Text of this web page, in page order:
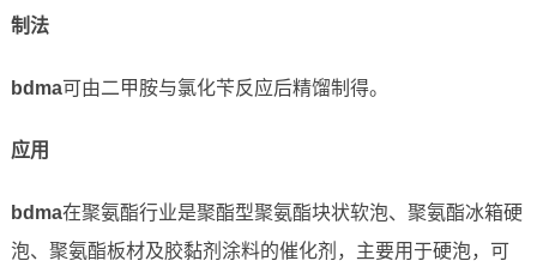
制法
bdma可由二甲胺与氯化苄反应后精馏制得。
应用
bdma在聚氨酯行业是聚酯型聚氨酯块状软泡、聚氨酯冰箱硬
泡、聚氨酯板材及胶黏剂涂料的催化剂，主要用于硬泡，可